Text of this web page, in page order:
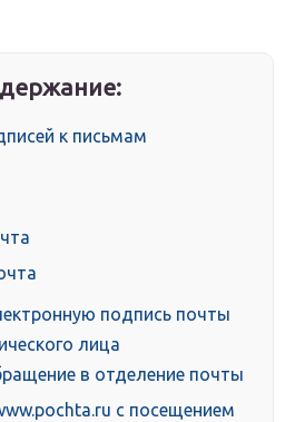
к письмам
подпись почты
лица
в отделение почты
с посещением